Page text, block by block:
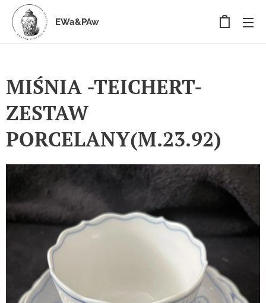
EWa&PAw
MIŚNIA -TEICHERT-
ZESTAW
PORCELANY(M.23.92)